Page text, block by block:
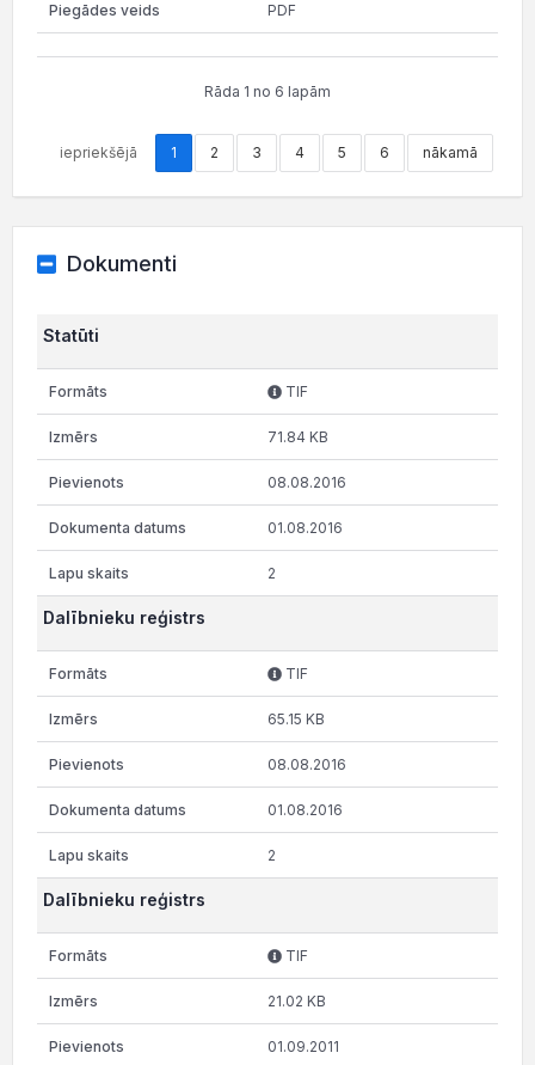
PDF
Rāda 1 no 6 lapām
iepriekšējā 1 2 3 4 5 6 nākamā
Dokumenti
Statūti
TIF
71.84 KB
08.08.2016
01.08.2016
2
Dalībnieku reģistrs
TIF
65.15 KB
08.08.2016
01.08.2016
2
Dalībnieku reģistrs
TIF
21.02 KB
01.09.2011